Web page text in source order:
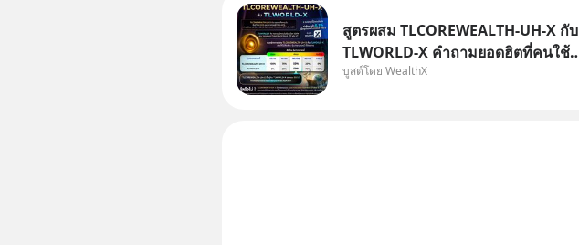
สูตรผสม TLCOREWEALTH-UH-X กับ
TLWORLD-X คำถามยอดฮิตที่คนใช้
WealthX ถามเข้ามา
บูสต์โดย WealthX